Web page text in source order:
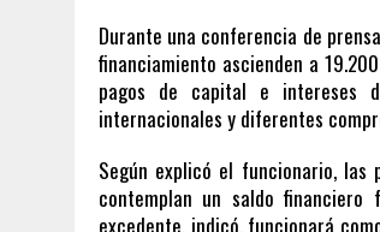
Durante una conferencia de
financiamiento ascienden a
pagos de capital e intereses
internacionales y diferentes
Según explicó el funcionario, las
contemplan un saldo financiero
excedente, indicó, funcionará